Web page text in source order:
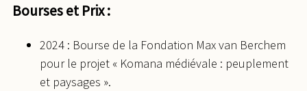
Bourses et Prix :
2024 : Bourse de la Fondation Max van Berchem
pour le projet « Komana médiévale : peuplement
et paysages ».